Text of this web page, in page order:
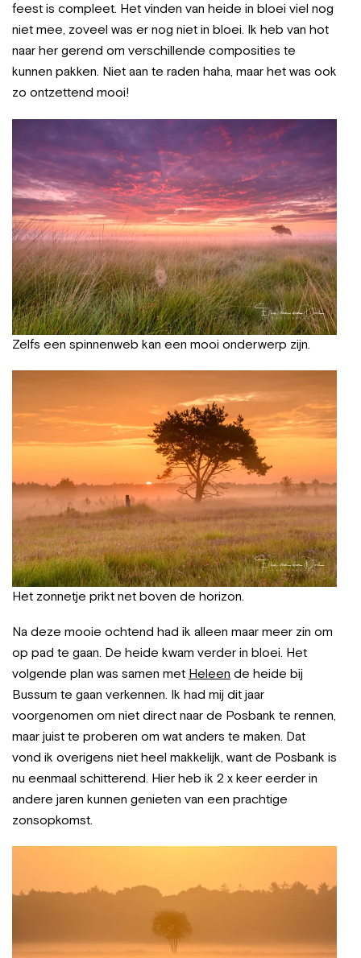
feest is compleet. Het vinden van heide in bloei viel nog
niet mee, zoveel was er nog niet in bloei. Ik heb van hot
naar her gerend om verschillende composities te
kunnen pakken. Niet aan te raden haha, maar het was ook
zo ontzettend mooi!
Zelfs een spinnenweb kan een mooi onderwerp zijn.
Het zonnetje prikt net boven de horizon.
Na deze mooie ochtend had ik alleen maar meer zin om
op pad te gaan. De heide kwam verder in bloei. Het
volgende plan was samen met Heleen de heide bij
Bussum te gaan verkennen. Ik had mij dit jaar
voorgenomen om niet direct naar de Posbank te rennen,
maar juist te proberen om wat anders te maken. Dat
vond ik overigens niet heel makkelijk, want de Posbank is
nu eenmaal schitterend. Hier heb ik 2 x keer eerder in
andere jaren kunnen genieten van een prachtige
zonsopkomst.